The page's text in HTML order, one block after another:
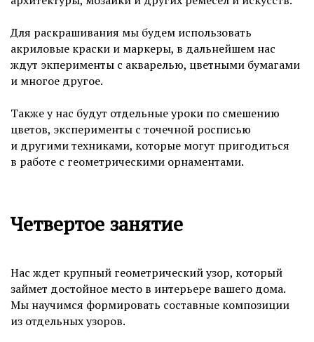
Для раскрашивания мы будем использовать
акриловые краски и маркеры, в дальнейшем нас
ждут экперименты с акварелью, цветными бумагами
и многое другое.
Также у нас будут отдельные уроки по смешению
цветов, эксперименты с точечной росписью
и другими техниками, которые могут пригодиться
в работе с геометрическими орнаментами.
Четвертое занятие
Нас ждет крупный геометрический узор, который
займет достойное место в интерьере вашего дома.
Мы научимся формировать составные композиции
из отдельных узоров.